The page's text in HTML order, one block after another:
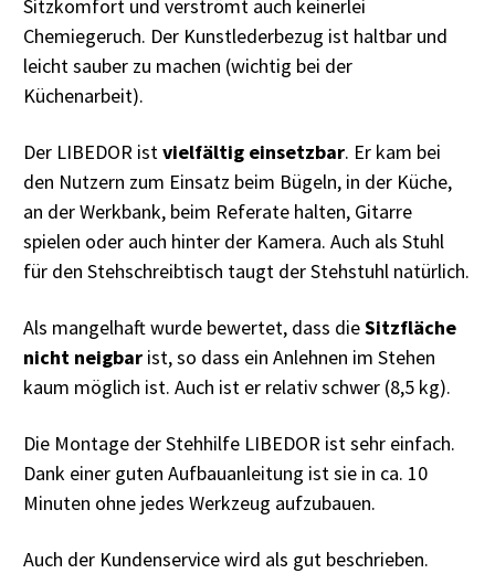
Sitzkomfort und verströmt auch keinerlei
Chemiegeruch. Der Kunstlederbezug ist haltbar und
leicht sauber zu machen (wichtig bei der
Küchenarbeit).
Der LIBEDOR istvielfältig einsetzbar. Er kam bei
den Nutzern zum Einsatz beim Bügeln, in der Küche,
an der Werkbank, beim Referate halten, Gitarre
spielen oder auch hinter der Kamera. Auch als Stuhl
für den Stehschreibtisch taugt der Stehstuhl natürlich.
Als mangelhaft wurde bewertet, dass dieSitzfläche
nicht neigbar ist, so dass ein Anlehnen im Stehen
kaum möglich ist. Auch ist er relativ schwer (8,5 kg).
Die Montage der Stehhilfe LIBEDOR ist sehr einfach.
Dank einer guten Aufbauanleitung ist sie in ca. 10
Minuten ohne jedes Werkzeug aufzubauen.
Auch der Kundenservice wird als gut beschrieben.